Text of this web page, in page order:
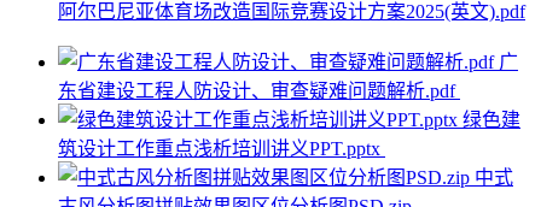
阿尔巴尼亚体育场改造国际竞赛设计方案2025(英文).pdf
广
东省建设工程人防设计、审查疑难问题解析.pdf
绿色建
筑设计工作重点浅析培训讲义PPT.pptx
中式